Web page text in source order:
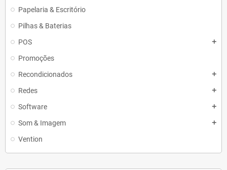
Papelaria & Escritório
Pilhas & Baterias
POS
add
Promoções
Recondicionados
add
Redes add
Software add
Som & Imagem add
Vention